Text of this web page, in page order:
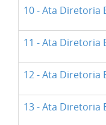
10 - Ata Diretoria
11 - Ata Diretoria
12 - Ata Diretoria
13 - Ata Diretoria